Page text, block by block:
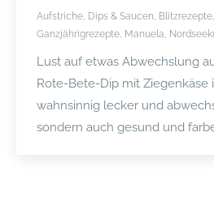
Aufstriche, Dips & Saucen, Blitzrezepte,
Ganzjährigrezepte, Manuela,
Lust auf etwas Abwechslung
Rote-Bete-Dip mit Ziegenkäse
wahnsinnig lecker und
sondern auch gesund und